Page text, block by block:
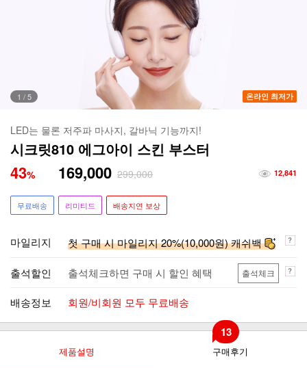
2 /5 온라인 최저가
LED는 물론 저주파 마사지, 갈바닉 기능까지!
시크릿810 에그아이 스킨 부스터
43% 169,000 299,000 12,841
무료배송 리미티드 배송지연 보상
마일리지 첫 구매 시 마일리지 20%(10,000원) 캐쉬백
출석할인 출석체크하면 구매 시 할인 혜택 출석체크
배송정보 회원/비회원 모두 무료배송
제품설명 구매후기
13